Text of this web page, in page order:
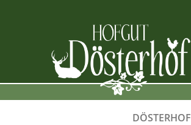
DÖSTERHOF